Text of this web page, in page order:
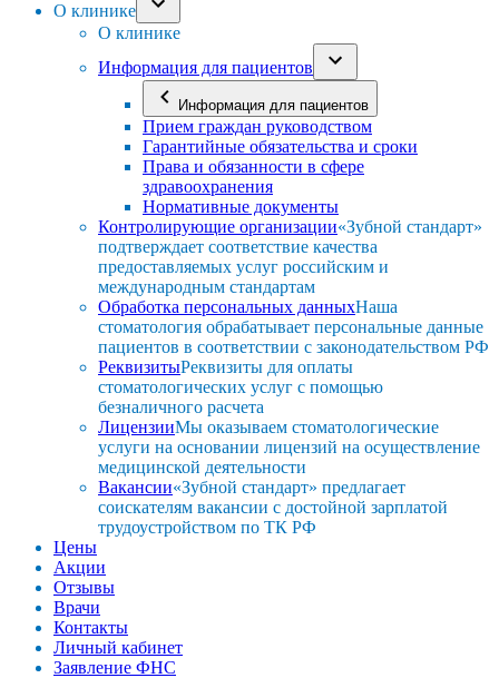
О клинике
О клинике
Информация для пациентов
Информация для пациентов
Прием граждан руководством
Гарантийные обязательства и сроки
Права и обязанности в сфере
здравоохранения
Нормативные документы
Контролирующие организации«Зубной стандарт»
подтверждает соответствие качества
предоставляемых услуг российским и
международным стандартам
Обработка персональных данныхНаша
стоматология обрабатывает персональные данные
пациентов в соответствии с законодательством РФ
РеквизитыРеквизиты для оплаты
стоматологических услуг с помощью
безналичного расчета
ЛицензииМы оказываем стоматологические
услуги на основании лицензий на осуществление
медицинской деятельности
Вакансии«Зубной стандарт» предлагает
соискателям вакансии с достойной зарплатой
трудоустройством по ТК РФ
Цены
Акции
Отзывы
Врачи
Контакты
Личный кабинет
Заявление ФНС